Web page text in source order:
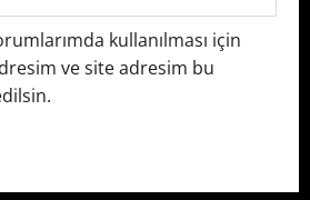
kullanılması için
ve site adresim bu